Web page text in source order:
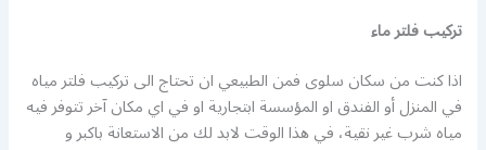
تركيب فلتر ماء
اذا كنت من سكان سلوى فمن الطبيعي ان تحتاج الى تركيب فلتر مياه
في المنزل أو الفندق او المؤسسة ابتجارية او في اي مكان آخر تتوفر فيه
مياه شرب غير نقية، في هذا الوقت لابد لك من الاستعانة باكبر و